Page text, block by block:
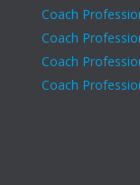
Coach
Coach
Coach
Coach